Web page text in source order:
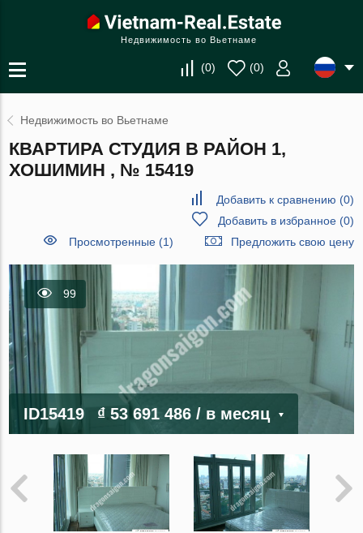
Недвижимость во Вьетнаме
(0) (0)
Недвижимость во Вьетнаме
КВАРТИРА СТУДИЯ В РАЙОН 1,
ХОШИМИН , № 15419
Добавить к сравнению (0)
Добавить в избранное(0)
Просмотренные (1)
Предложить свою цену
99
ID15419 ₫ 53 691 486/ в месяц